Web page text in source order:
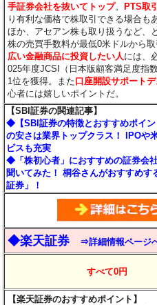
手証券会社を抜いてトップ。PTS取
り有利な価格で株取引できる場合も
ほか、アセアン株も取り扱うなど、
株の売買手数料が最低0米ドルから
広い金融商品に投資したい人 には、
025年度JCSI（日本版顧客満足度指
1位を獲得。また口座開設サポート
心者には嬉しいポイントだ。
【SBI証券の関連記事】
◆【SBI証券の特徴とおすすめポイ
の安さは業界トップクラス！ IPOや
ビスも充実
◆「株初心者」におすすめの証券会
聞いてみた！ 桐谷さんがおすすめ
証券」！
◆楽天証券 ⇒詳細情報ページ
すべて0円
【楽天証券のおすすめポイント】